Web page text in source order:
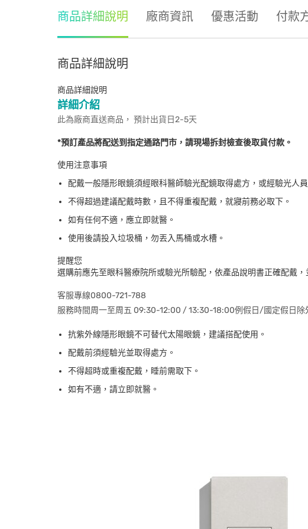
商品詳細說明 廠商資訊 優惠活動 付款
商品詳細說明
商品詳細說明
詳細介紹
此為廠商直送商品， 預計出貨日2-5天
*預訂產品將配送到指定通路門市，請現場拆封檢查後取貨付款。
使用注意事項
配戴一般隱形眼鏡須經眼科醫師驗光配鏡取得處方，或經驗光人
不得超過建議配戴時數，且不得重複配戴，就寢前務必取下。
如有任何不適，應立即就醫。
使用後請投入垃圾桶，勿丟入馬桶或水槽。
提醒您
選購前應先至眼科醫療院所或驗光所驗配，依產品說明書正確配戴，
客服專線0800-721-788
服務時間周一至周五 09:30-12:00 / 13:30-18:00例假日/國定假日除
抗紫外線隱形眼鏡不可替代太陽眼鏡，建議搭配使用。
配戴前須經驗光並取得處方。
不得超時或重複配戴，睡前需取下。
如有不適，請立即就醫。